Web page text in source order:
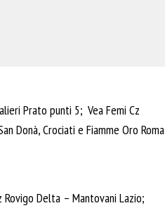
Prato punti 5; Vea Femi Cz
Donà, Crociati e Fiamme Oro Roma
Rovigo Delta – Mantovani Lazio;